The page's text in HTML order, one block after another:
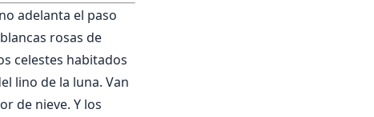
adelanta el paso
rosas de
celestes habitados
lino de la luna. Van
de nieve. Y los